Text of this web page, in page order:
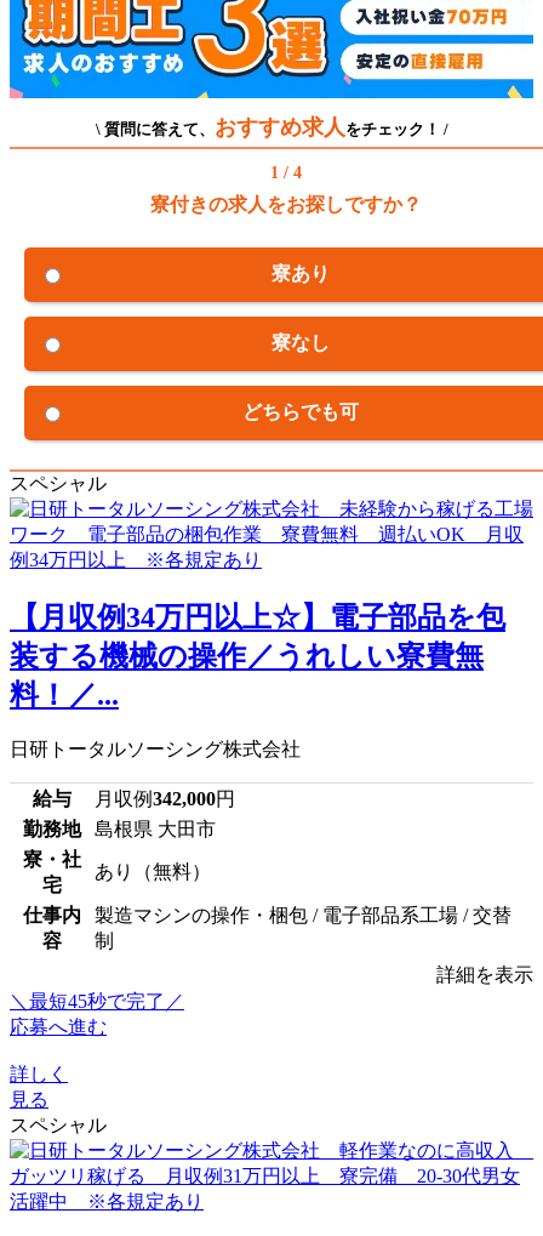
\ 質問に答えて、 おすすめ求人 をチェック！ /
1 / 4
寮付きの求人をお探しですか？
寮あり
寮なし
どちらでも可
スペシャル
【月収例34万円以上☆】電子部品を包
装する機械の操作／うれしい寮費無
料！／...
日研トータルソーシング株式会社
給与 月収例342,000円
勤務地
島根県 大田市
寮・社
宅
あり（無料）
仕事内
容
製造マシンの操作・梱包 / 電子部品系工場 / 交替
制
詳細を表示
＼最短45秒で完了／
応募へ進む
詳しく
見る
スペシャル